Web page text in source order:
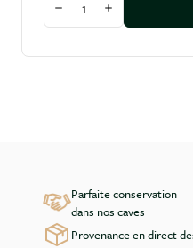
Diminuer la quantité
Augmenter la
Parfaite conservation
dans nos caves
Provenance en direct